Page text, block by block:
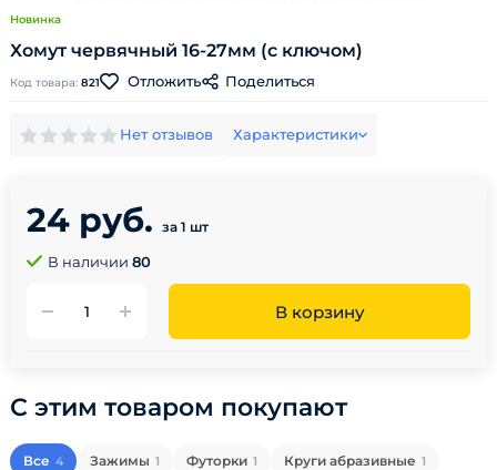
Новинка
Хомут червячный 16-27мм (с ключом)
Код товара: 821 Отложить Поделиться
Нет отзывов Характеристики
24 руб. за 1 шт
В наличии 80
В корзину
С этим товаром покупают
Все 4 Зажимы 1 Футорки 1 Круги абразивные 1